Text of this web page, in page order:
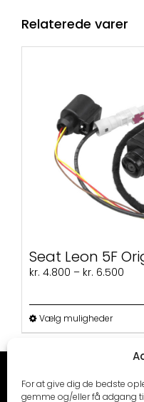
For at give dig de bedste
gemme og/eller få adgang
Relaterede varer
Seat Leon 5F
kr. 4.800 – kr. 6.500
Vælg mulighederDette
vare
flere
CARTRENDS